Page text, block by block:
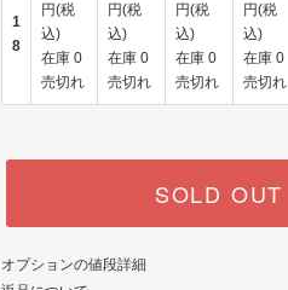
1
8
円(税
込)
在庫 0
売切れ
円(税
込)
在庫 0
売切れ
円(税
込)
在庫 0
売切れ
円(税
込)
在庫 0
売切れ
SOLD OUT
オプションの値段詳細